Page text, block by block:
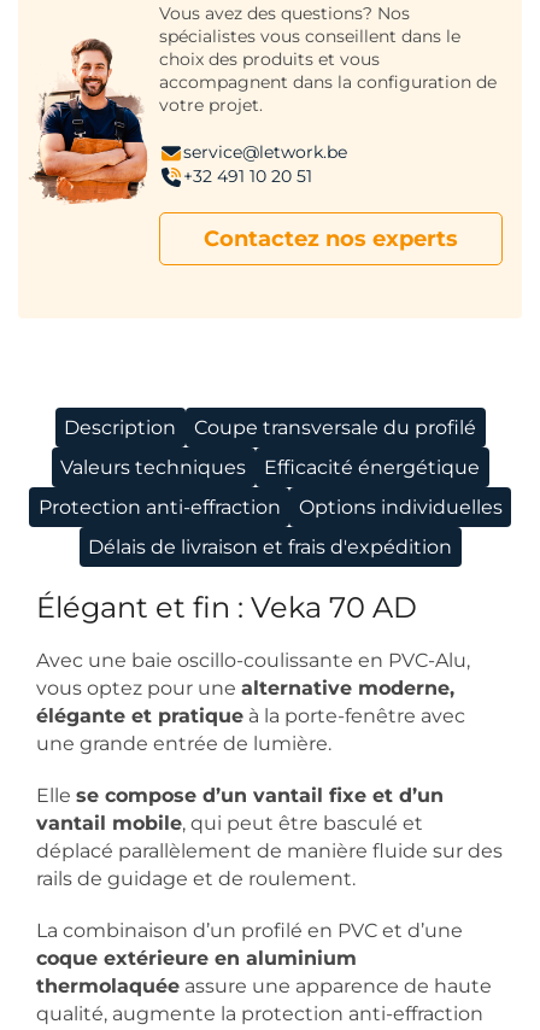
Vous avez des questions? Nos
spécialistes vous conseillent dans le
choix des produits et vous
accompagnent dans la configuration de
votre projet.
service@letwork.be
+32 491 10 20 51
Contactez nos experts
Description
Coupe transversale du profilé
Valeurs techniques
Efficacité énergétique
Protection anti-effraction
Options individuelles
Délais de livraison et frais d'expédition
Élégant et fin : Veka 70 AD
Avec une baie oscillo-coulissante en PVC-Alu,
vous optez pour une alternative moderne,
élégante et pratique à la porte-fenêtre avec
une grande entrée de lumière.
Elle se compose d’un vantail fixe et d’un
vantail mobile, qui peut être basculé et
déplacé parallèlement de manière fluide sur des
rails de guidage et de roulement.
La combinaison d’un profilé en PVC et d’une
coque extérieure en aluminium
thermolaquée assure une apparence de haute
qualité, augmente la protection anti-effraction